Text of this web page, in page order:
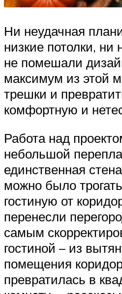
Ни неудачная
низкие потолки,
не помешали
максимум из этой
трешки и
комфортную и
Работа над
небольшой
единственная
можно было
гостиную от
перенесли
самым
гостиной – из
помещения
превратилась в